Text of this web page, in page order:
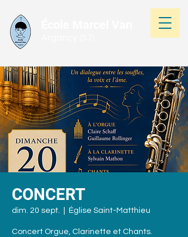
CONCERT
dim. 20 sept. Église Saint-Matthieu
Concert Orgue, Clarinette et Chants.